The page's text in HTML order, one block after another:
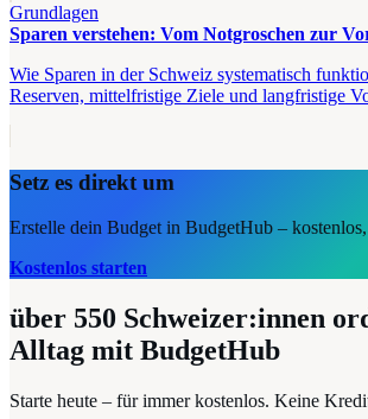
Grundlagen
Sparen verstehen: Vom Notgroschen zur
Wie Sparen in der Schweiz systematisch
Reserven, mittelfristige Ziele und langfristige
Setz es direkt um
Erstelle dein Budget in BudgetHub –
Kostenlos starten
über 550 Schweizer:innen
Alltag mit BudgetHub
Starte heute – für immer kostenlos. Keine